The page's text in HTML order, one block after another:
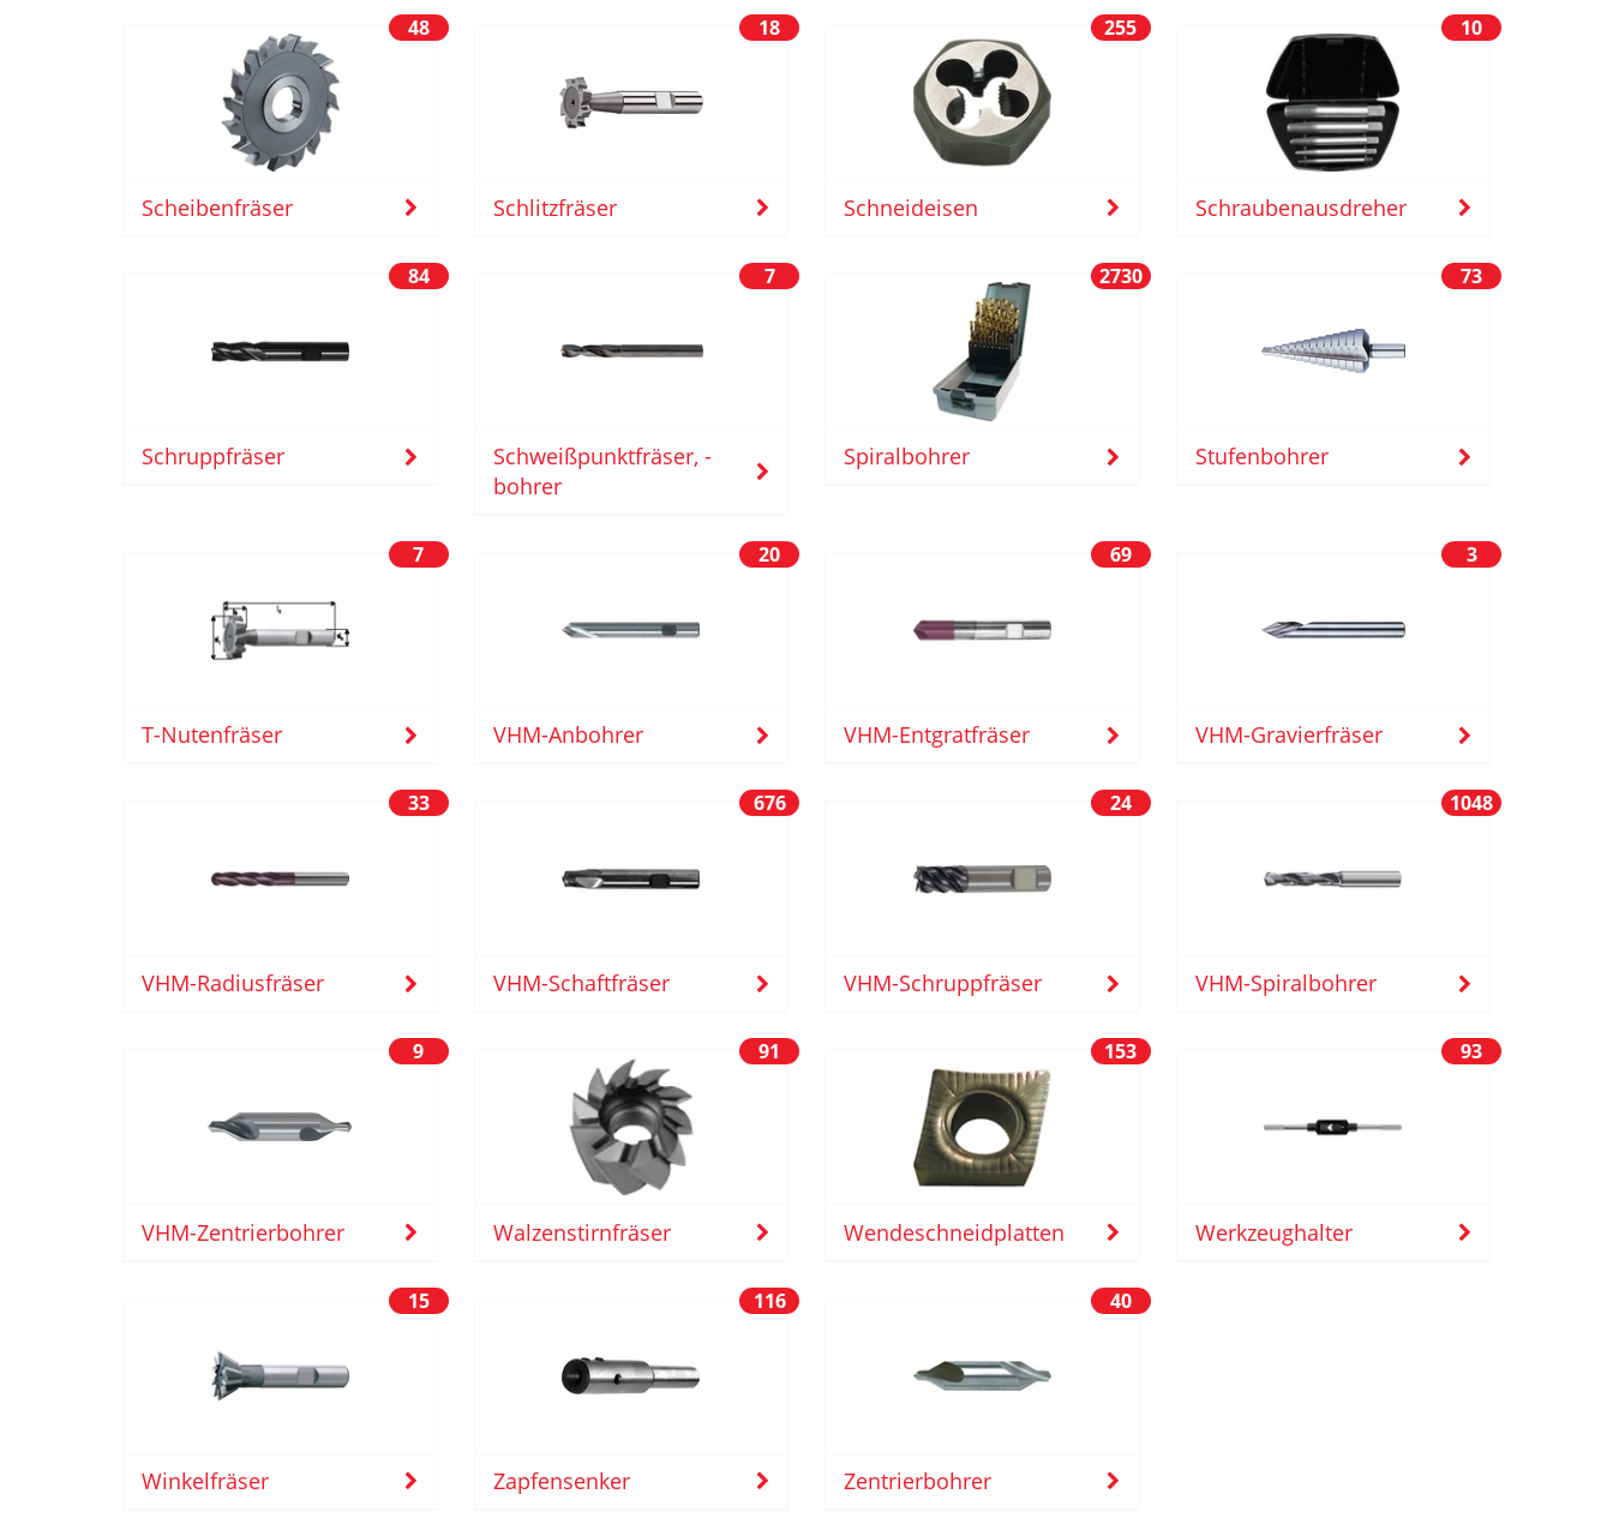
48
Scheibenfräser
18
Schlitzfräser
255
Schneideisen
10
Schraubenausdreher
84
Schruppfräser
7
Schweißpunktfräser, -
bohrer
2730
Spiralbohrer
73
Stufenbohrer
7
T-Nutenfräser
20
VHM-Anbohrer
69
VHM-Entgratfräser
3
VHM-Gravierfräser
33
VHM-Radiusfräser
676
VHM-Schaftfräser
24
VHM-Schruppfräser
1048
VHM-Spiralbohrer
9
VHM-Zentrierbohrer
91
Walzenstirnfräser
153
Wendeschneidplatten
93
Werkzeughalter
15
Winkelfräser
116
Zapfensenker
40
Zentrierbohrer